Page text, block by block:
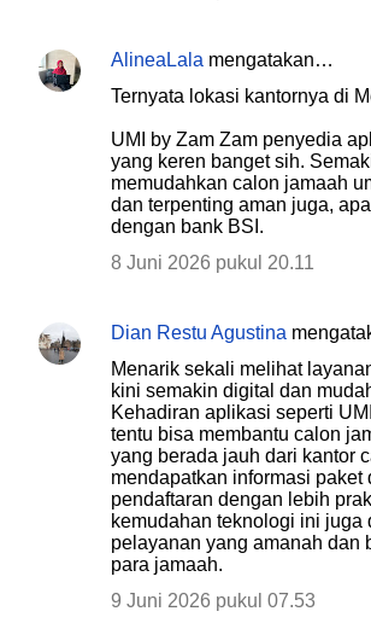
a
AlineaLala mengatakan…
Ternyata lokasi kantornya di
UMI by Zam Zam penyedia
yang keren banget sih.
memudahkan calon jamaah
dan terpenting aman juga,
dengan bank BSI.
8 Juni 2026 pukul 20.11
Dian Restu Agustina
Menarik sekali melihat
kini semakin digital dan
Kehadiran aplikasi seperti
tentu bisa membantu calon
yang berada jauh dari kantor
mendapatkan informasi paket
pendaftaran dengan lebih
kemudahan teknologi ini juga
pelayanan yang amanah dan
para jamaah.
9 Juni 2026 pukul 07.53